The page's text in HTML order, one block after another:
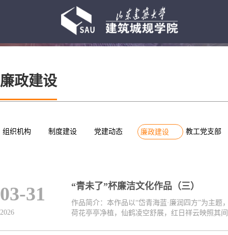
廉政建设
廉政建设
组织机构 制度建设 党建动态 廉政建设 教工党支部
03-31
2026
“青未了”杯廉洁文化作品（三）
作品简介：本作品以“岱青海蓝·廉润四方”为主
荷花亭亭净植，仙鹤凌空舒展，红日祥云映照其